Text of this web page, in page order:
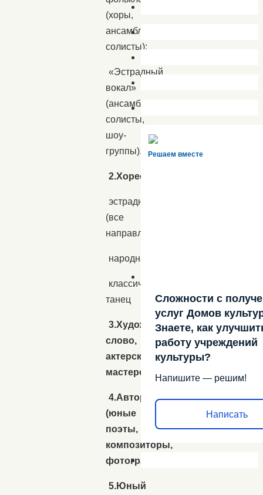
(хоры,
ансамбли,
солисты);
«Эстрадный
вокал»
(ансамбли,
солисты,
шоу-
группы).
2.Хореография
эстрадная
(все
направления);
народная;
классический
танец
3.Художественное
слово,
актерское
мастерство
4.Авторская
(юные
поэты,
композиторы,
фотографы)
5.Юный
Решаем вместе
Сложности с
услуг Домов
Знаете, как
работу учреждений
культуры?
Напишите — решим!
Написать